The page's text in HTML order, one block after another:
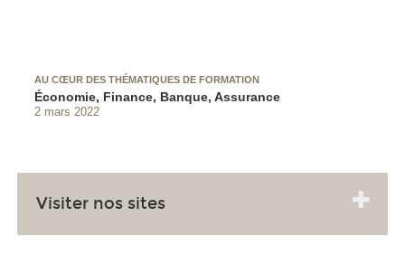
AU CŒUR DES THÉMATIQUES DE FORMATION
Économie, Finance, Banque, Assurance
2 mars 2022
Visiter nos sites